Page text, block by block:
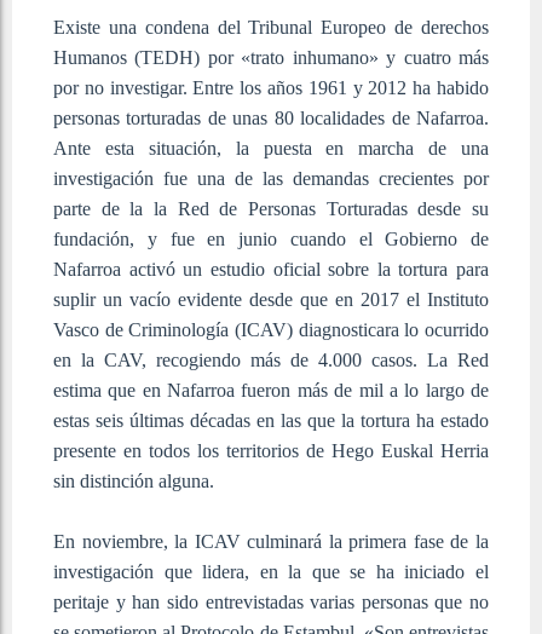
Existe una condena del Tribunal Europeo de derechos
Humanos (TEDH) por «trato inhumano» y cuatro más
por no investigar. Entre los años 1961 y 2012 ha habido
personas torturadas de unas 80 localidades de Nafarroa.
Ante esta situación, la puesta en marcha de una
investigación fue una de las demandas crecientes por
parte de la la Red de Personas Torturadas desde su
fundación, y fue en junio cuando el Gobierno de
Nafarroa activó un estudio oficial sobre la tortura para
suplir un vacío evidente desde que en 2017 el Instituto
Vasco de Criminología (ICAV) diagnosticara lo ocurrido
en la CAV, recogiendo más de 4.000 casos. La Red
estima que en Nafarroa fueron más de mil a lo largo de
estas seis últimas décadas en las que la tortura ha estado
presente en todos los territorios de Hego Euskal Herria
sin distinción alguna.
En noviembre, la ICAV culminará la primera fase de la
investigación que lidera, en la que se ha iniciado el
peritaje y han sido entrevistadas varias personas que no